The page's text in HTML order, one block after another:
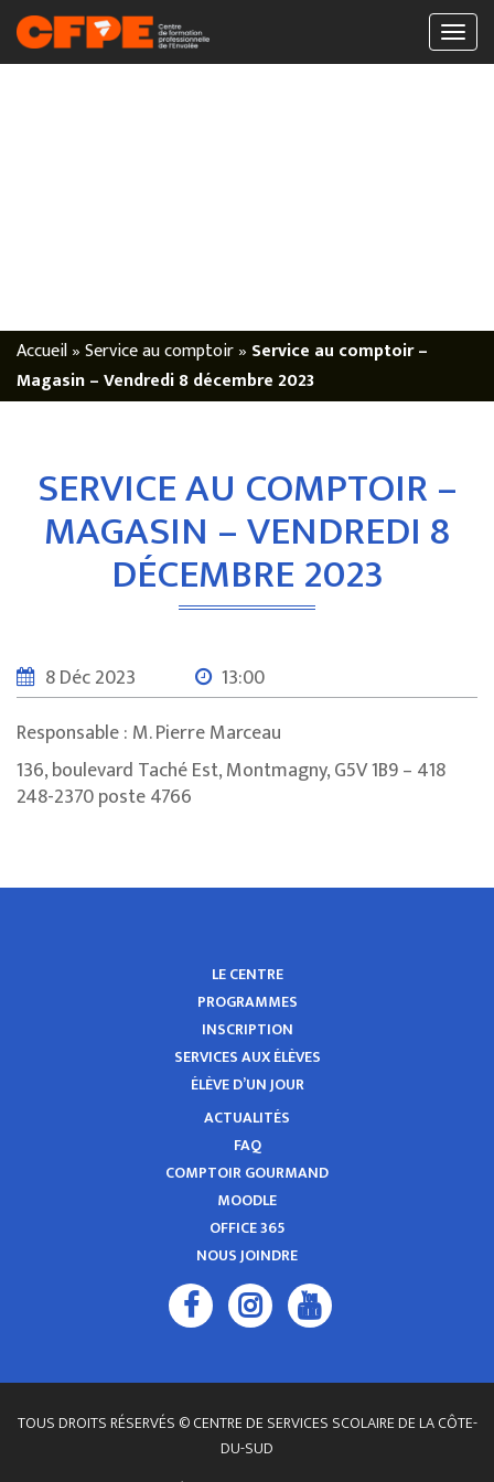
Accueil»Service au comptoir» Service au comptoir –
Magasin – Vendredi 8 décembre 2023
SERVICE AU COMPTOIR –
MAGASIN – VENDREDI 8
DÉCEMBRE 2023
8 Déc 2023
13:00
Responsable : M. Pierre Marceau
136, boulevard Taché Est, Montmagny, G5V 1B9 – 418
248-2370 poste 4766
LE CENTRE
PROGRAMMES
INSCRIPTION
SERVICES AUX ÉLÈVES
ÉLÈVE D’UN JOUR
ACTUALITÉS
FAQ
COMPTOIR GOURMAND
MOODLE
OFFICE 365
NOUS JOINDRE
TOUS DROITS RÉSERVÉS © CENTRE DE SERVICES SCOLAIRE DE LA CÔTE-
DU-SUD